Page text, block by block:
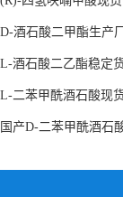
D-酒石酸二甲酯生产
L-酒石酸二乙酯稳定
L-二苯甲酰酒石酸现
国产D-二苯甲酰酒石